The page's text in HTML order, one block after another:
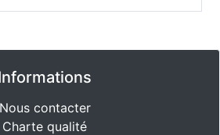
Nous contacter
Charte qualité